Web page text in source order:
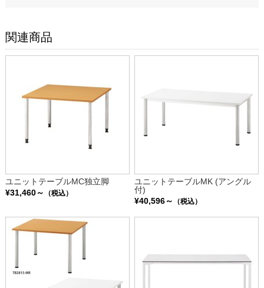
関連商品
ユニットテーブルMC独立脚
¥31,460～
（税込）
ユニットテーブルMK (アングル
付)
¥40,596～
（税込）